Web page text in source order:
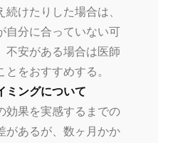
続けたりした場合は、
自分に合っていない可
不安がある場合は医師
とをおすすめする。
ミングについて
効果を実感するまでの
があるが、数ヶ月かか